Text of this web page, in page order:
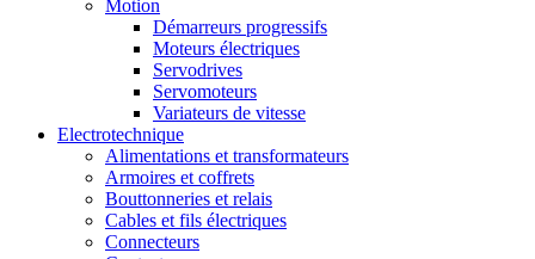
Motion
Démarreurs progressifs
Moteurs électriques
Servodrives
Servomoteurs
Variateurs de vitesse
Electrotechnique
Alimentations et transformateurs
Armoires et coffrets
Bouttonneries et relais
Cables et fils électriques
Connecteurs